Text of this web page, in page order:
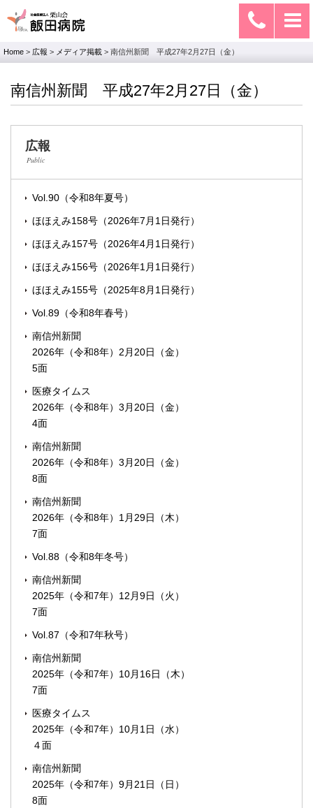
Home > 広報 > メディア掲載 > 南信州新聞 平成27年2月27日（金）
南信州新聞 平成27年2月27日（金）
広報
Public
Vol.90（令和8年夏号）
ほほえみ158号（2026年7月1日発行）
ほほえみ157号（2026年4月1日発行）
ほほえみ156号（2026年1月1日発行）
ほほえみ155号（2025年8月1日発行）
Vol.89（令和8年春号）
南信州新聞
2026年（令和8年）2月20日（金）
5面
医療タイムス
2026年（令和8年）3月20日（金）
4面
南信州新聞
2026年（令和8年）3月20日（金）
8面
南信州新聞
2026年（令和8年）1月29日（木）
7面
Vol.88（令和8年冬号）
南信州新聞
2025年（令和7年）12月9日（火）
7面
Vol.87（令和7年秋号）
南信州新聞
2025年（令和7年）10月16日（木）
7面
医療タイムス
2025年（令和7年）10月1日（水）
４面
南信州新聞
2025年（令和7年）9月21日（日）
8面